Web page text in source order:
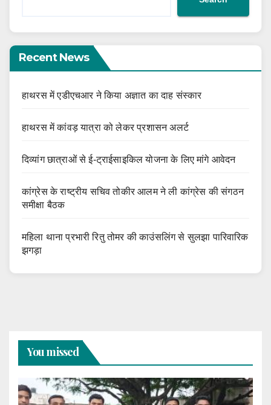
Recent News
हाथरस में एडीएचआर ने किया अज्ञात का दाह संस्कार
हाथरस में कांवड़ यात्रा को लेकर प्रशासन अलर्ट
दिव्यांग छात्राओं से ई-ट्राईसाइकिल योजना के लिए मांगे आवेदन
कांग्रेस के राष्ट्रीय सचिव तोकीर आलम ने ली कांग्रेस की संगठन
समीक्षा बैठक
महिला थाना प्रभारी रितु तोमर की काउंसलिंग से सुलझा पारिवारिक
झगड़ा
You missed